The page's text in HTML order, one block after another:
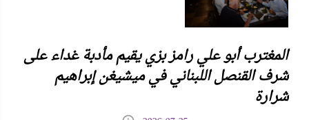
المغترب أبو علي رامز بزي يقيم مأدبة غداء على
شرف القنصل اللبناني في ميشيغن إبراهيم
شرارة